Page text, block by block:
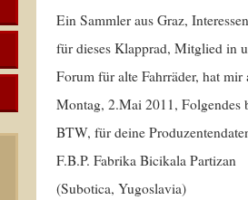
Ein Sammler aus Graz,
für dieses Klapprad, Mitglied in
Forum für alte Fahrräder, hat mir
Montag, 2.Mai 2011, Folgendes
BTW, für deine
F.B.P. Fabrika Bicikala Partizan
(Subotica, Yugoslavia)